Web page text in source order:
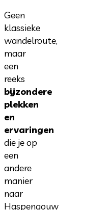
Geen
klassieke
wandelroute,
maar
een
reeks
bijzondere
plekken
en
ervaringen
die je op
een
andere
manier
naar
Haspengouw